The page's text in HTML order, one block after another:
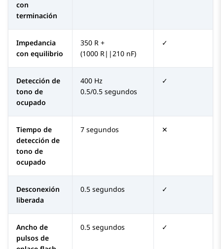
con
terminación
Impedancia
con equilibrio
350 R +
(1000 R||210 nF)
✓
Detección de
tono de
ocupado
400 Hz
0.5/0.5 segundos
✓
Tiempo de
detección de
tono de
ocupado
7 segundos ✕
Desconexión
liberada
0.5 segundos ✓
Ancho de
pulsos de
0.5 segundos ✓